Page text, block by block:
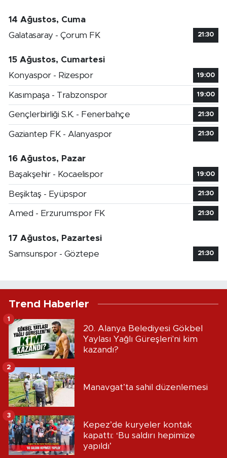
14 Ağustos, Cuma
Galatasaray - Çorum FK
21:30
15 Ağustos, Cumartesi
Konyaspor - Rizespor
19:00
Kasımpaşa - Trabzonspor 19:00
Gençlerbirliği S.K. - Fenerbahçe 21:30
Gaziantep FK - Alanyaspor 21:30
16 Ağustos, Pazar
Başakşehir - Kocaelispor
19:00
Beşiktaş - Eyüpspor 21:30
Amed - Erzurumspor FK 21:30
17 Ağustos, Pazartesi
Samsunspor - Göztepe
21:30
Trend Haberler
20. Alanya Belediyesi Gökbel
Yaylası Yağlı Güreşleri'ni kim
kazandı?
1
Manavgat’ta sahil düzenlemesi
2
Kepez’de kuryeler kontak
kapattı: ‘Bu saldırı hepimize
yapıldı’
3